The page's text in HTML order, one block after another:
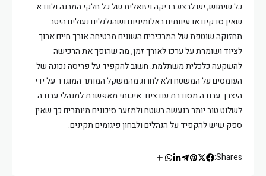
כל שימוש, יש לבצע בדיקה ויזואלית של כל חלקי המבנה ולוודא
שאין סדקים או עיוותים באלומיניום ושהגלגלים נעולים היטב.
תחזוקה שוטפת של המרכיבים השונים מבטיחה אורך חיים ארוך
לציוד ושומרת על ערכו לאורך זמן, מה שהופך את הרכישה
להשקעה כלכלית משתלמת. חשוב להקפיד על פריסה נכונה של
העומסים על המשטח ולא לחרוג מהמשקל המותר המוגדר על ידי
היצרן. עבודה מסודרת עם ציוד איכותי מאפשרת למנהלי עבודה
לשלוט טוב יותר בנעשה בשטח ולמזער סיכונים מיותרים כך שאין
ספק שיש להקפיד על הנהלים ולבחון פיגומים תקינים.
Shares: